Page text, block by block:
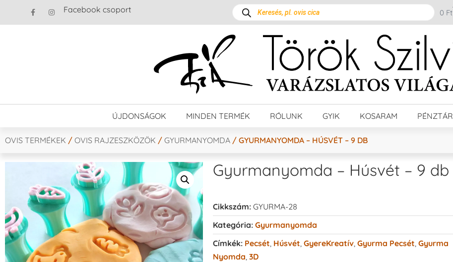
Facebook csoport 0 Ft
ÚJDONSÁGOK MINDEN TERMÉK RÓLUNK GYIK KOSARAM PÉNZTÁR
OVIS TERMÉKEK / OVIS RAJZESZKÖZÖK / GYURMANYOMDA / GYURMANYOMDA – HÚSVÉT – 9 DB
Gyurmanyomda – Húsvét – 9 db
Cikkszám: GYURMA-28
Kategória: Gyurmanyomda
Címkék: Pecsét Húsvét GyereKreatív, Gyurma Pecsét Gyurma
Nyomda 3D